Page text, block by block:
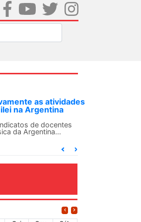
para Dia de
com Cuba em
seções sindicais e o